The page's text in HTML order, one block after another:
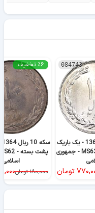
084743
سکه 10 ریال 1364 - یک باریک
- پشت بسته - MS63 - جمهوری
تومان
اسلامی
٪۶ تخفیف
۱۸۰,۰۰۰ تومان